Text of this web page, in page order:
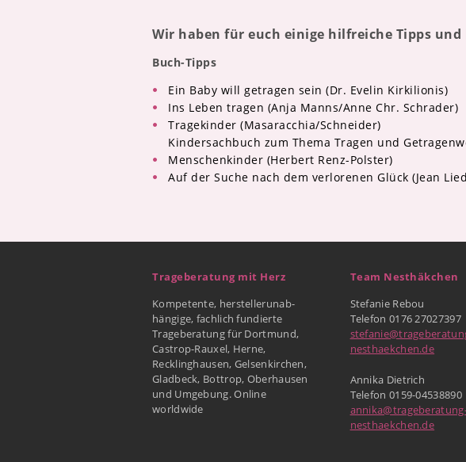
Wir haben für euch einige hilfreiche Tipps
Buch-Tipps
Ein Baby will getragen sein (Dr. Evelin Kirkilionis)
Ins Leben tragen (Anja Manns/Anne Chr. Schrader)
Tragekinder (Masaracchia/Schneider)
Kindersachbuch zum Thema Tragen und
Menschenkinder (Herbert Renz-Polster)
Auf der Suche nach dem verlorenen Glück (Jean
Trageberatung mit Herz
Kompetente, herstellerunab-
hängige, fachlich fundierte
Trageberatung für Dortmund,
Castrop-Rauxel, Herne,
Recklinghausen, Gelsenkirchen,
Gladbeck, Bottrop, Oberhausen
und Umgebung. Online
worldwide
Team Nesthäkchen
Stefanie Rebou
Telefon 0176 27027397
nesthaekchen.de
Annika Dietrich
Telefon 0159-04538890
nesthaekchen.de